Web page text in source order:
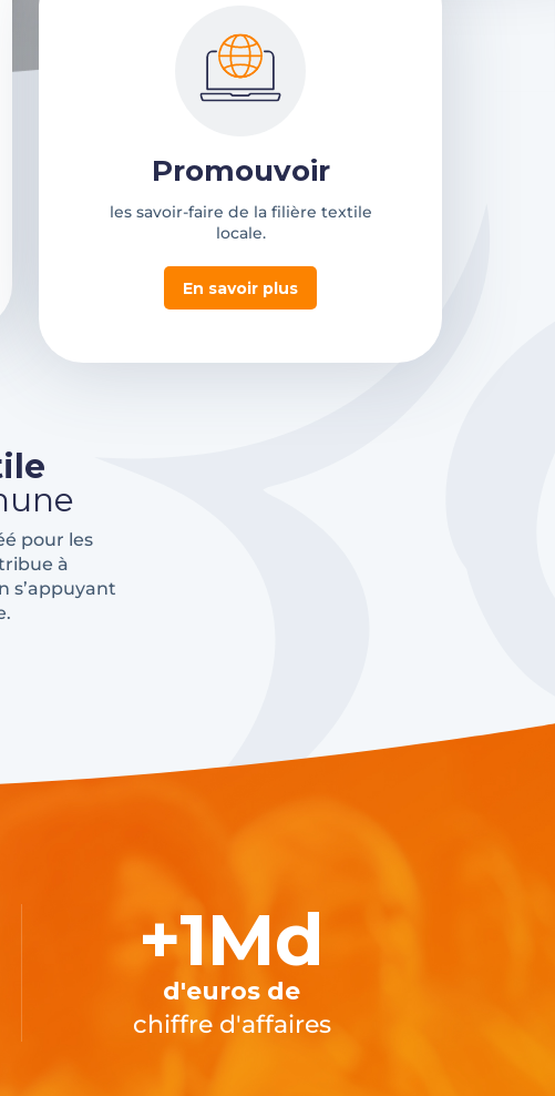
Promouvoir
les savoir-faire de la filière textile
locale.
En savoir plus
pour les
à
s’appuyant
+1Md
d'euros de
chiffre d'affaires